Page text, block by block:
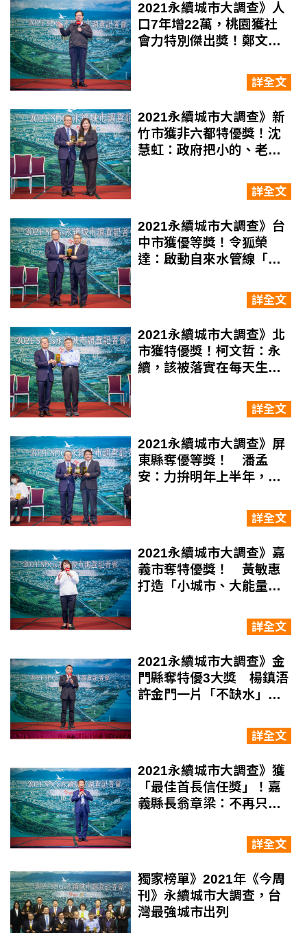
2021永續城市大調查》人
口7年增22萬，桃園獲社
會力特別傑出獎！鄭文
詳全文
2021永續城市大調查》新
竹市獲非六都特優獎！沈
慧虹：政府把小的、老的
詳全文
2021永續城市大調查》台
中市獲優等獎！令狐榮
達：啟動自來水管線「防
詳全文
2021永續城市大調查》北
市獲特優獎！柯文哲：永
續，該被落實在每天生活
詳全文
2021永續城市大調查》屏
東縣奪優等獎！ 潘孟
安：力拚明年上半年，全
詳全文
2021永續城市大調查》嘉
義市奪特優獎！ 黃敏惠
打造「小城市、大能量」
詳全文
2021永續城市大調查》金
門縣奪特優3大獎 楊鎮浯
許金門一片「不缺水」的
詳全文
2021永續城市大調查》獲
「最佳首長信任獎」！嘉
義縣長翁章梁：不再只扮
詳全文
獨家榜單》2021年《今周
刊》永續城市大調查，台
灣最強城市出列